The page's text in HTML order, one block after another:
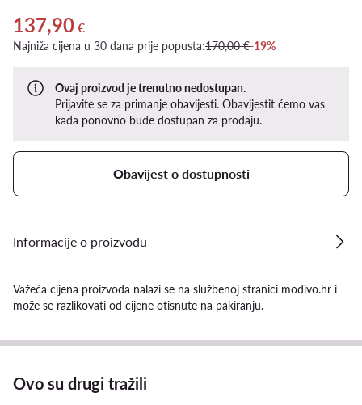
Trenutna cijena 137,90 €
137,90 €
Najniža cijena u 30 dana prije popusta:170,00 €-19%
Ovaj proizvod je trenutno nedostupan.
Prijavite se za primanje obavijesti. Obavijestit ćemo vas
kada ponovno bude dostupan za prodaju.
Obavijest o dostupnosti
Informacije o proizvodu
Važeća cijena proizvoda nalazi se na službenoj stranici modivo.hr i
može se razlikovati od cijene otisnute na pakiranju.
Ovo su drugi tražili